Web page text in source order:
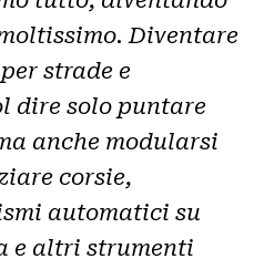
Diventare
strade e
dire solo puntare
anche modularsi
corsie,
automatici su
e altri strumenti